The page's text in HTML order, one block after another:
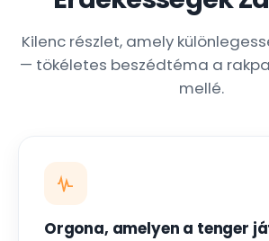
Kilenc részlet, amely
— tökéletes beszédtéma a
mellé.
Orgona, amelyen a tenger